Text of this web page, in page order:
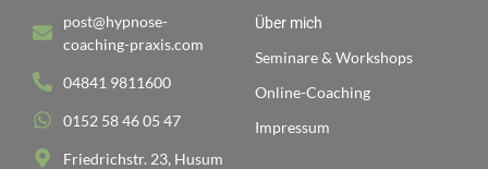
post@hypnose-
coaching-praxis.com
04841 9811600
0152 58 46 05 47
Friedrichstr. 23, Husum
Über mich
Seminare & Workshops
Online-Coaching
Impressum